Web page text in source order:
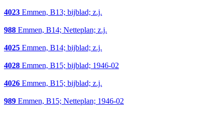
4023 Emmen, B13; bijblad; z.j.
988 Emmen, B14; Netteplan; z.j.
4025 Emmen, B14; bijblad; z.j.
4028 Emmen, B15; bijblad; 1946-02
4026 Emmen, B15; bijblad; z.j.
989 Emmen, B15; Netteplan; 1946-02